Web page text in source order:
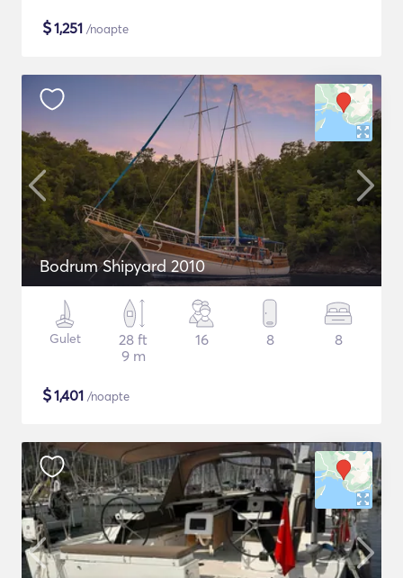
$1,251 /noapte
Bodrum Shipyard 2010
Gulet
28 ft
9 m
16 8 8
$1,401 /noapte